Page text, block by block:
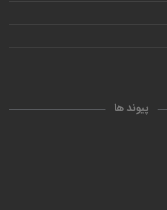
پیوند ها